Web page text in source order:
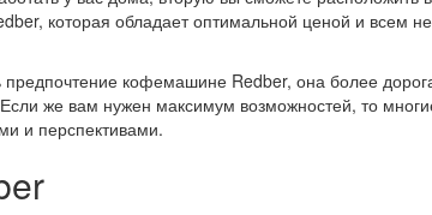
которая обладает оптимальной ценой и
кофемашине Redber, она более
же вам нужен максимум возможностей, то
и перспективами.